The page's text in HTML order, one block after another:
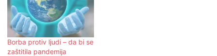
Borba protiv ljudi – da bi se
zaštitila pandemija